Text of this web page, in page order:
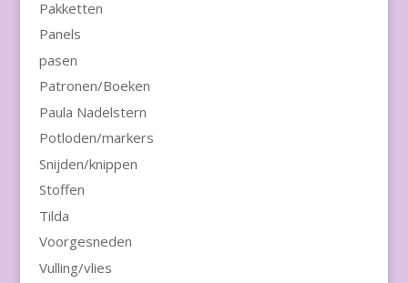
Pakketten
Panels
pasen
Patronen/Boeken
Paula Nadelstern
Potloden/markers
Snijden/knippen
Stoffen
Tilda
Voorgesneden
Vulling/vlies